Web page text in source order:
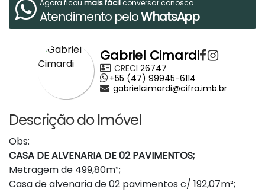
Agora ficou mais fácilconversar conosco
Atendimento peloWhatsApp
Gabriel Cimardi
CRECI 26747
+55 (47) 99945-6114
gabrielcimardi@cifra.imb.br
Descrição do Imóvel
Obs:
CASA DE ALVENARIA DE 02 PAVIMENTOS;
Metragem de 499,80m²;
Casa de alvenaria de 02 pavimentos c/ 192,07m²;